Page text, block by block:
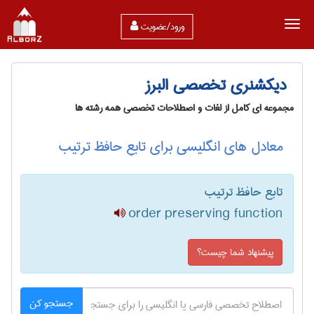
ورود/عضویت
دیکشنری تخصصی البرز
مجموعه ای کامل از لغات و اصطلاحات تخصصی همه رشته ها
معادل های انگلیسی برای تابع حافظ ترتیب
تابع حافظ ترتیب
order preserving function
پیشنهاد شما چیست؟
جستجو کن